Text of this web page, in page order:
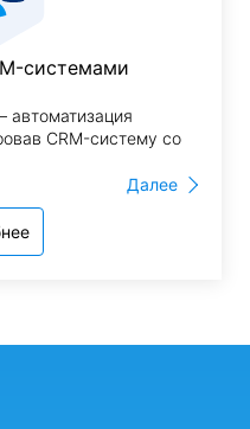
системами
автоматизация
CRM-систему со
инструмент
для
продаж.
Далее